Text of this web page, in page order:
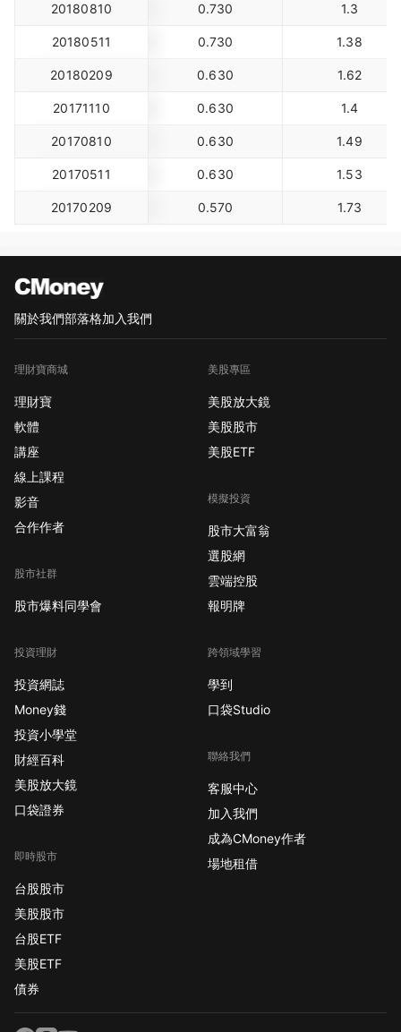
20180810 0.730 1.3
20180511 0.730 1.38
20180209 0.630 1.62
20171110 0.630 1.4
20170810 0.630 1.49
20170511 0.630 1.53
20170209 0.570 1.73
關於我們部落格加入我們
理財寶商城
理財寶
軟體
講座
線上課程
影音
合作作者
股市社群
股市爆料同學會
投資理財
投資網誌
Money錢
投資小學堂
財經百科
美股放大鏡
口袋證券
即時股市
台股股市
美股股市
台股ETF
美股ETF
債券
美股專區
美股放大鏡
美股股市
美股ETF
模擬投資
股市大富翁
選股網
雲端控股
報明牌
跨領域學習
學到
口袋Studio
聯絡我們
客服中心
加入我們
成為CMoney作者
場地租借